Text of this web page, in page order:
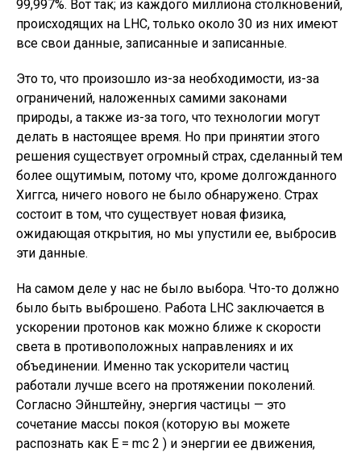
99,997%. Вот так; из каждого миллиона столкновений,
происходящих на LHC, только около 30 из них имеют
все свои данные, записанные и записанные.
Это то, что произошло из-за необходимости, из-за
ограничений, наложенных самими законами
природы, а также из-за того, что технологии могут
делать в настоящее время. Но при принятии этого
решения существует огромный страх, сделанный тем
более ощутимым, потому что, кроме долгожданного
Хиггса, ничего нового не было обнаружено. Страх
состоит в том, что существует новая физика,
ожидающая открытия, но мы упустили ее, выбросив
эти данные.
На самом деле у нас не было выбора. Что-то должно
было быть выброшено. Работа LHC заключается в
ускорении протонов как можно ближе к скорости
света в противоположных направлениях и их
объединении. Именно так ускорители частиц
работали лучше всего на протяжении поколений.
Согласно Эйнштейну, энергия частицы — это
сочетание массы покоя (которую вы можете
распознать как E = mc 2 ) и энергии ее движения,